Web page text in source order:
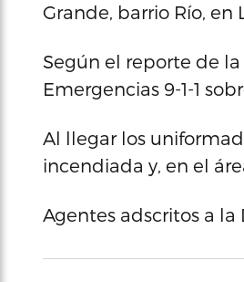
Grande, barrio Río, en
Según el reporte de
Emergencias 9-1-1
Al llegar los
incendiada y, en el
Agentes adscritos a